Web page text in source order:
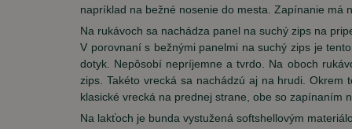
napríklad na bežné nosenie do mesta. Zapínanie má
Na rukávoch sa nachádza panel na suchý zips na
V porovnaní s bežnými panelmi na suchý zips je
dotyk. Nepôsobí nepríjemne a tvrdo. Na oboch
zips. Takéto vrecká sa nachádzú aj na hrudi. Okrem
klasické vrecká na prednej strane, obe so zapínaním
Na lakťoch je bunda vystužená softshellovým